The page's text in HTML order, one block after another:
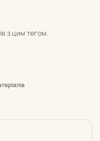
з цим тегом.